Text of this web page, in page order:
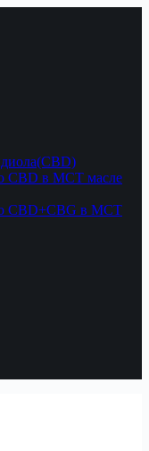
CBD в МСТ масле
CBD+CBG в МСТ